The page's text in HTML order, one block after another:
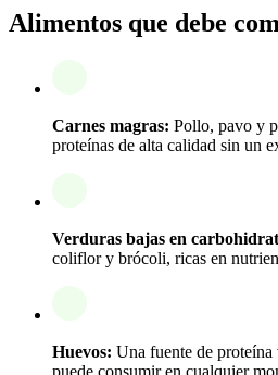
Alimentos que debe
Carnes magras: Pollo, pavo y
proteínas de alta calidad sin un
Verduras bajas en
coliflor y brócoli, ricas en
Huevos: Una fuente de proteína
puede consumir en cualquier